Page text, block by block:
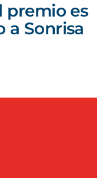
premio es
a Sonrisa